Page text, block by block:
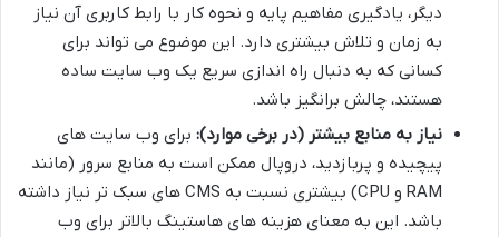
دیگر، یادگیری مفاهیم پایه و نحوه کار با رابط کاربری آن نیاز
به زمان و تلاش بیشتری دارد. این موضوع می تواند برای
کسانی که به دنبال راه اندازی سریع یک وب سایت ساده
هستند، چالش برانگیز باشد.
نیاز به منابع بیشتر (در برخی موارد): برای وب سایت های
پیچیده و پربازدید، دروپال ممکن است به منابع سرور (مانند
RAM و CPU) بیشتری نسبت به CMS های سبک تر نیاز داشته
باشد. این به معنای هزینه های هاستینگ بالاتر برای وب